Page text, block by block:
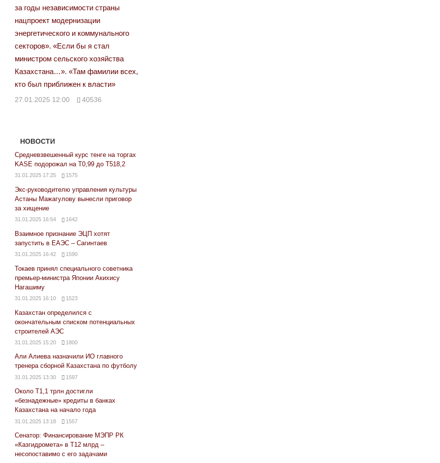
за годы независимости страны
нацпроект модернизации
энергетического и коммунального
секторов». «Если бы я стал
министром сельского хозяйства
Казахстана…». «Там фамилии всех,
кто был приближен к власти»
27.01.2025 12:00 40536
НОВОСТИ
Средневзвешенный курс тенге на торгах
KASE подорожал на Т0,99 до Т518,2
31.01.2025 17:25 1575
Экс-руководителю управления культуры
Астаны Мажагулову вынесли приговор
за хищение
31.01.2025 16:54 1642
Взаимное признание ЭЦП хотят
запустить в ЕАЭС – Сагинтаев
31.01.2025 16:42 1590
Токаев принял специального советника
премьер-министра Японии Акихису
Нагашиму
31.01.2025 16:10 1523
Казахстан определился с
окончательным списком потенциальных
строителей АЭС
31.01.2025 15:20 1800
Али Алиева назначили ИО главного
тренера сборной Казахстана по футболу
31.01.2025 13:30 1597
Около Т1,1 трлн достигли
«безнадежные» кредиты в банках
Казахстана на начало года
31.01.2025 13:18 1557
Сенатор: Финансирование МЭПР РК
«Казгидромета» в Т12 млрд –
несопоставимо с его задачами